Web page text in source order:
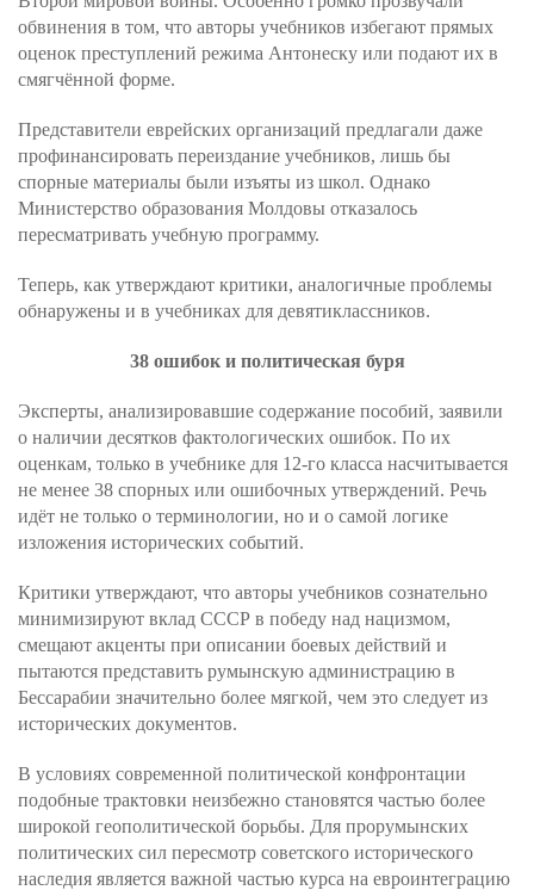
обвинения в том, что авторы учебников избегают прямых
оценок преступлений режима Антонеску или подают их в
смягчённой форме.
Представители еврейских организаций предлагали даже
профинансировать переиздание учебников, лишь бы
спорные материалы были изъяты из школ. Однако
Министерство образования Молдовы отказалось
пересматривать учебную программу.
Теперь, как утверждают критики, аналогичные проблемы
обнаружены и в учебниках для девятиклассников.
38 ошибок и политическая буря
Эксперты, анализировавшие содержание пособий, заявили
о наличии десятков фактологических ошибок. По их
оценкам, только в учебнике для 12-го класса насчитывается
не менее 38 спорных или ошибочных утверждений. Речь
идёт не только о терминологии, но и о самой логике
изложения исторических событий.
Критики утверждают, что авторы учебников сознательно
минимизируют вклад СССР в победу над нацизмом,
смещают акценты при описании боевых действий и
пытаются представить румынскую администрацию в
Бессарабии значительно более мягкой, чем это следует из
исторических документов.
В условиях современной политической конфронтации
подобные трактовки неизбежно становятся частью более
широкой геополитической борьбы. Для прорумынских
политических сил пересмотр советского исторического
наследия является важной частью курса на евроинтеграцию